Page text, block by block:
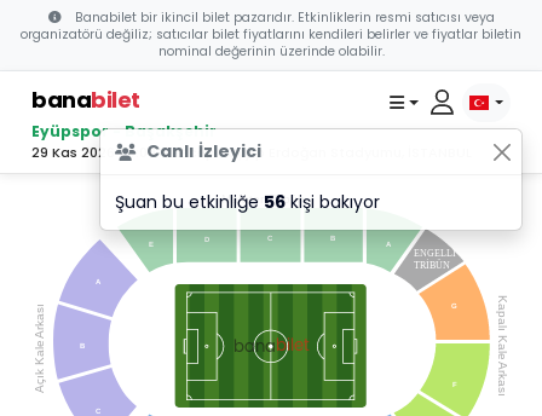
Banabilet bir ikincil bilet pazarıdır. Etkinliklerin resmi satıcısı veya
organizatörü değiliz; satıcılar bilet fiyatlarını kendileri belirler ve fiyatlar biletin
nominal değerinin üzerinde olabilir.
banabilet
Eyüpspor - Başakşehir
29 Kas 2026 20:00 - Recep Tayyip Erdoğan Stadyumu, İSTANBUL
Maraton Tribün
Açık Kale
Arkası Kapalı Kale
Arkası
A
B
C
D
E
F
A
B
C
G
ENGELLİ
TRİBÜN
banabilet
Canlı İzleyici
Şuan bu etkinliğe 56 kişi bakıyor